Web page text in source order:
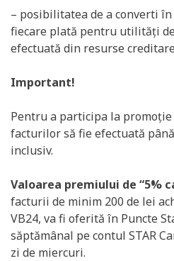
– posibilitatea de a converti în
fiecare plată pentru utilități
efectuată din resurse
Important!
Pentru a participa la promoție
facturilor să fie efectuată
inclusiv.
Valoarea premiului de “5%
facturii de minim 200 de lei
VB24, va fi oferită în Puncte
săptămânal pe contul STAR
zi de miercuri.